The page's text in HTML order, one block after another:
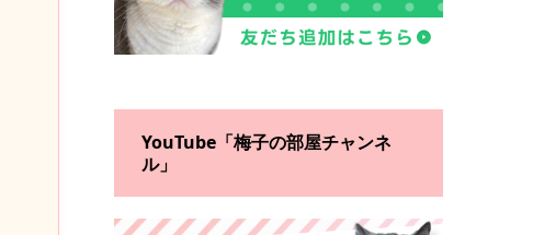
YouTube「梅子の部屋チャンネ
ル」